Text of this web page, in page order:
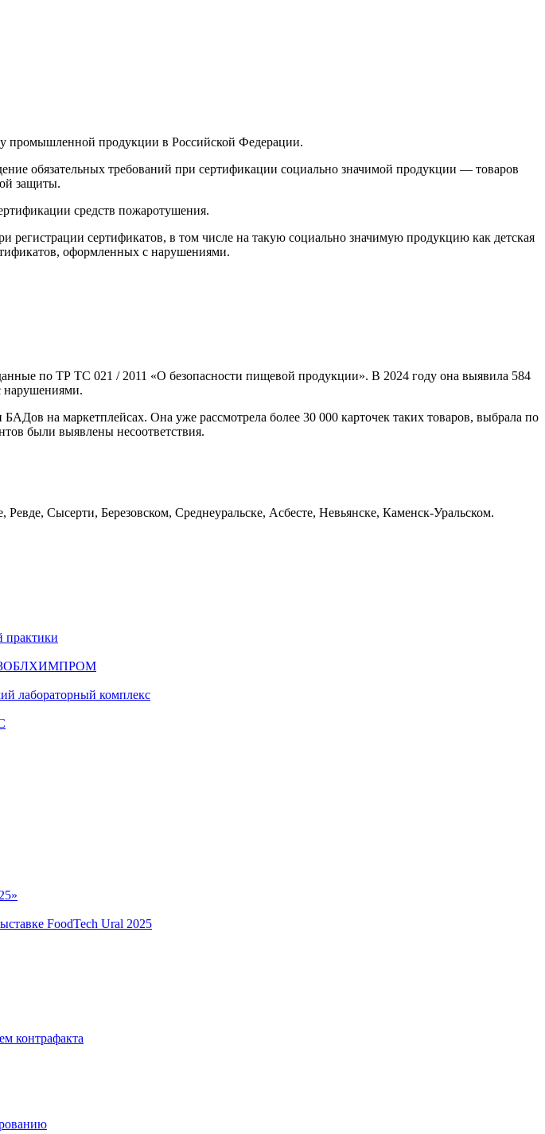
промышленной продукции в Российской Федерации.
обязательных требований при сертификации социально значимой продукции — товаров
защиты.
средств пожаротушения.
сертификатов, в том числе на такую социально значимую продукцию как детская
оформленных с нарушениями.
по ТР ТС 021 / 2011 «О безопасности пищевой продукции». В 2024 году она выявила 584
нарушениями.
на маркетплейсах. Она уже рассмотрела более 30 000 карточек таких товаров, выбрала по
были выявлены несоответствия.
Сысерти, Березовском, Среднеуральске, Асбесте, Невьянске, Каменск-Уральском.
практики
лабораторный комплекс
FoodTech Ural 2025
контрафакта